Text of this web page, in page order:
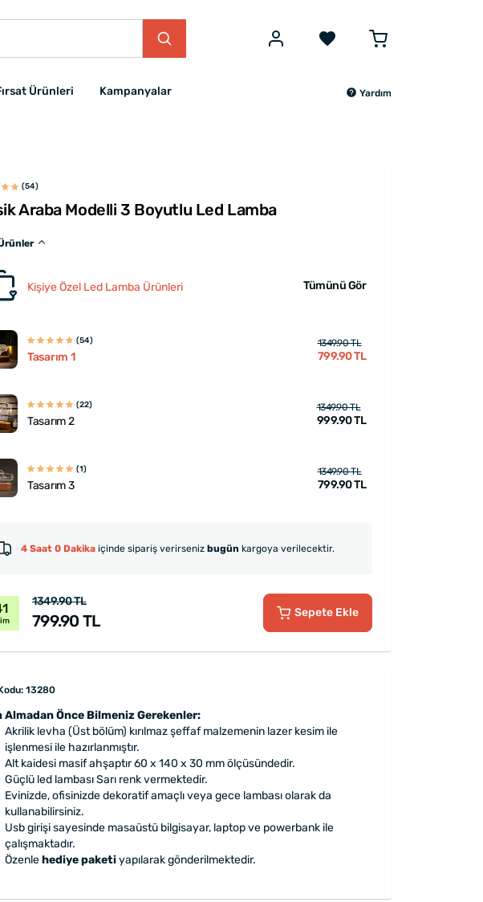
Ürünleri Kampanyalar Yardım
(54)
Araba Modelli 3 Boyutlu Led Lamba
Kişiye Özel Led Lamba Ürünleri Tümünü Gör
(54)
Tasarım 1
1349.90 TL
799.90 TL
(22)
Tasarım 2
1349.90 TL
999.90 TL
(1)
Tasarım 3
1349.90 TL
799.90 TL
4 Saat 0 Dakika içinde sipariş verirseniz bugün kargoya verilecektir.
1349.90 TL
799.90 TL Sepete Ekle
13280
Almadan Önce Bilmeniz Gerekenler:
Akrilik levha (Üst bölüm) kırılmaz şeffaf malzemenin lazer kesim ile
işlenmesi ile hazırlanmıştır.
Alt kaidesi masif ahşaptır 60 x 140 x 30 mm ölçüsündedir.
Güçlü led lambası Sarı renk vermektedir.
Evinizde, ofisinizde dekoratif amaçlı veya gece lambası olarak da
kullanabilirsiniz.
Usb girişi sayesinde masaüstü bilgisayar, laptop ve powerbank ile
çalışmaktadır.
Özenlehediye paketiyapılarak gönderilmektedir.